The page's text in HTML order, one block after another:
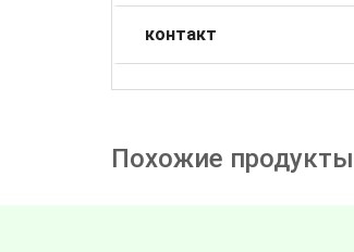
контакт
Похожие продукты